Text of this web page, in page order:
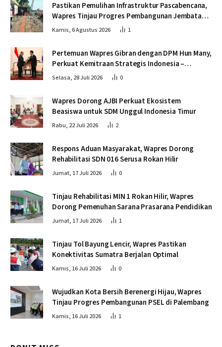
Pastikan Pemulihan Infrastruktur Pascabencana,
Wapres Tinjau Progres Pembangunan Jembatan
Krueng Tingkeum Bireuen
Kamis, 6 Agustus 2026 1
Pertemuan Wapres Gibran dengan DPM Hun Many,
Perkuat Kemitraan Strategis Indonesia –
Kamboja
Selasa, 28 Juli 2026 0
Wapres Dorong AJBI Perkuat Ekosistem
Beasiswa untuk SDM Unggul Indonesia Timur
Rabu, 22 Juli 2026 2
Respons Aduan Masyarakat, Wapres Dorong
Rehabilitasi SDN 016 Serusa Rokan Hilir
Jumat, 17 Juli 2026 0
Tinjau Rehabilitasi MIN 1 Rokan Hilir, Wapres
Dorong Pemenuhan Sarana Prasarana Pendidikan
Jumat, 17 Juli 2026 1
Tinjau Tol Bayung Lencir, Wapres Pastikan
Konektivitas Sumatra Berjalan Optimal
Kamis, 16 Juli 2026 0
Wujudkan Kota Bersih Berenergi Hijau, Wapres
Tinjau Progres Pembangunan PSEL di Palembang
Kamis, 16 Juli 2026 1